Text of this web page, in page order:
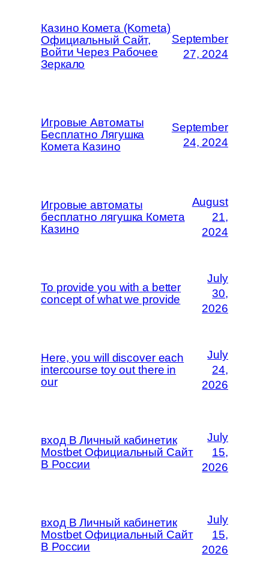
Казино Комета (Kometa)
Официальный Сайт,
Войти Через Рабочее
Зеркало
September
27, 2024
Игровые Автоматы
Бесплатно Лягушка
Комета Казино
September
24, 2024
Игровые автоматы
бесплатно лягушка Комета
Казино
August
21,
2024
To provide you with a better
concept of what we provide
July
30,
2026
Here, you will discover each
intercourse toy out there in
our
July
24,
2026
вход В Личный кабинетик
Mostbet Официальный Сайт
В России
July
15,
2026
вход В Личный кабинетик
Mostbet Официальный Сайт
В России
July
15,
2026